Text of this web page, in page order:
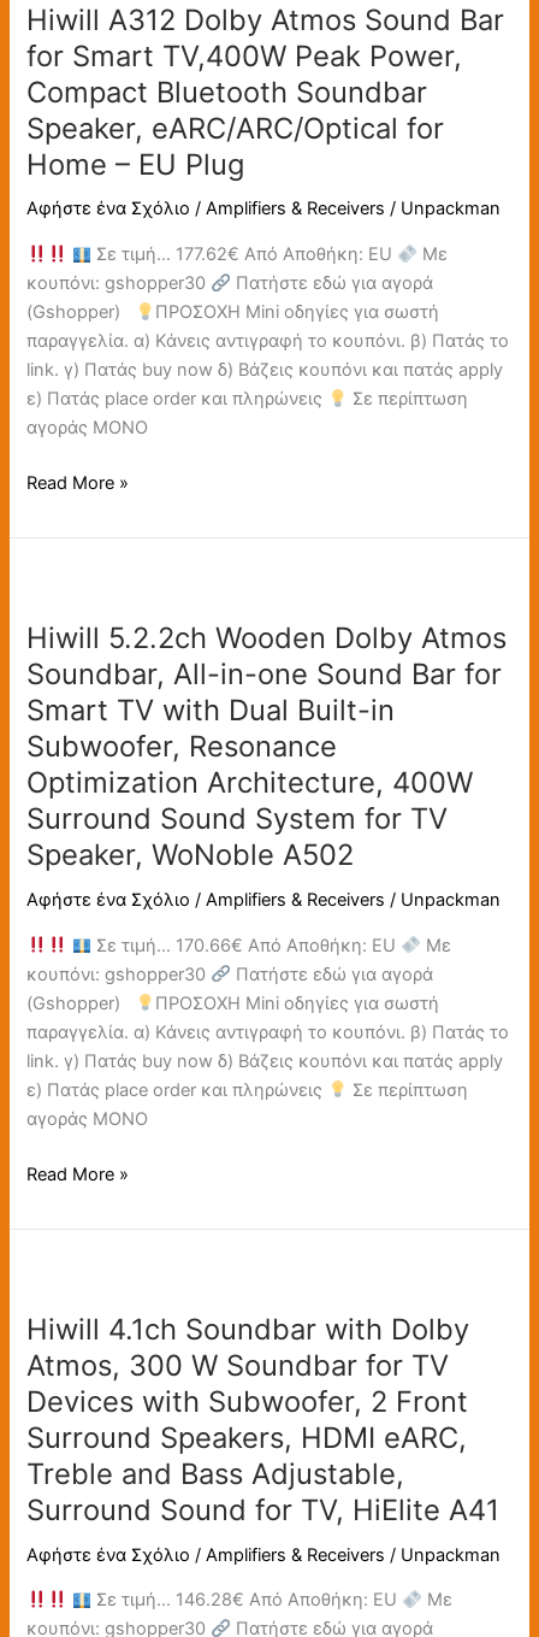
6.5-
inch
Wireless
Subwoofer
Hiwill A312 Dolby Atmos Sound Bar
for Smart TV,400W Peak Power,
Compact Bluetooth Soundbar
Speaker, eARC/ARC/Optical for
Home – EU Plug
Αφήστε ένα Σχόλιο /Amplifiers & Receivers / Unpackman
Σε τιμή… 177.62€ Από Αποθήκη: EU
Με
κουπόνι: gshopper30
Πατήστε εδώ για αγορά
(Gshopper)
ΠΡΟΣΟΧΗ Mini οδηγίες για σωστή
παραγγελία. α) Κάνεις αντιγραφή το κουπόνι. β) Πατάς το
link. γ) Πατάς buy now δ) Βάζεις κουπόνι και πατάς apply
ε) Πατάς place order και πληρώνεις
Σε περίπτωση
αγοράς ΜΟΝΟ
Dolby
Atmos
Sound
Bar
for
Smart
Peak
Power,
Compact
Bluetooth
Soundbar
Speaker,
eARC/ARC/Optical
for
–
Plug
Read More »
Hiwill 5.2.2ch Wooden Dolby Atmos
Soundbar, All-in-one Sound Bar for
Smart TV with Dual Built-in
Subwoofer, Resonance
Optimization Architecture, 400W
Surround Sound System for TV
Speaker, WoNoble A502
Αφήστε ένα Σχόλιο /Amplifiers & Receivers / Unpackman
Σε τιμή… 170.66€ Από Αποθήκη: EU
Με
κουπόνι: gshopper30
Πατήστε εδώ για αγορά
(Gshopper)
ΠΡΟΣΟΧΗ Mini οδηγίες για σωστή
παραγγελία. α) Κάνεις αντιγραφή το κουπόνι. β) Πατάς το
link. γ) Πατάς buy now δ) Βάζεις κουπόνι και πατάς apply
ε) Πατάς place order και πληρώνεις
Σε περίπτωση
αγοράς ΜΟΝΟ
Wooden
Dolby
Atmos
Soundbar,
All-
in-
one
Sound
Bar
for
TV
with
Dual
Built-
in
Subwoofer,
Resonance
Architecture,
for
TV
Speaker,
WoNoble
A502
Read More »
Hiwill 4.1ch Soundbar with Dolby
Atmos, 300 W Soundbar for TV
Devices with Subwoofer, 2 Front
Surround Speakers, HDMI eARC,
Treble and Bass Adjustable,
Surround Sound for TV, HiElite A41
Αφήστε ένα Σχόλιο /Amplifiers & Receivers / Unpackman
Σε τιμή… 146.28€ Από Αποθήκη: EU
Με
κουπόνι: gshopper30
Πατήστε εδώ για αγορά
Soundbar
with
Dolby
Atmos,
300
W
Soundbar
TV
Devices